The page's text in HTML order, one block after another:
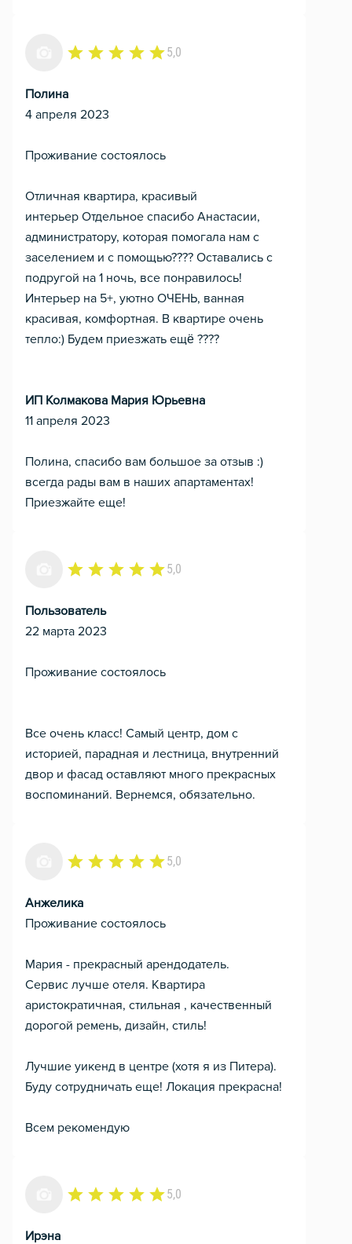
5,0
Полина
4 апреля 2023
Проживание состоялось
Отличная квартира, красивый
интерьер Отдельное спасибо Анастасии,
администратору, которая помогала нам с
заселением и с помощью???? Оставались с
подругой на 1 ночь, все понравилось!
Интерьер на 5+, уютно ОЧЕНЬ, ванная
красивая, комфортная. В квартире очень
тепло:) Будем приезжать ещё ????
ИП Колмакова Мария Юрьевна
11 апреля 2023
Полина, спасибо вам большое за отзыв :)
всегда рады вам в наших апартаментах!
Приезжайте еще!
5,0
Пользователь
22 марта 2023
Проживание состоялось
Все очень класс! Самый центр, дом с
историей, парадная и лестница, внутренний
двор и фасад оставляют много прекрасных
воспоминаний. Вернемся, обязательно.
5,0
Анжелика
Проживание состоялось
Мария - прекрасный арендодатель.
Сервис лучше отеля. Квартира
аристократичная, стильная , качественный
дорогой ремень, дизайн, стиль!
Лучшие уикенд в центре (хотя я из Питера).
Буду сотрудничать еще! Локация прекрасна!
Всем рекомендую
5,0
Ирэна